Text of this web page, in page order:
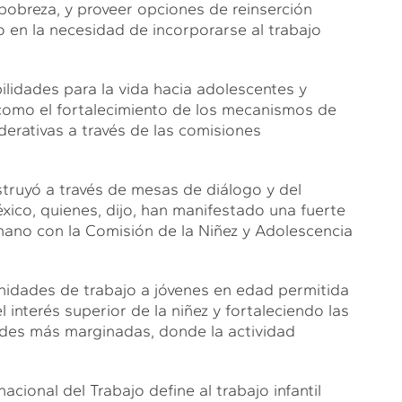
y proveer opciones de reinserción
en la necesidad de incorporarse al trabajo
para la vida hacia adolescentes y
el fortalecimiento de los mecanismos de
a través de las comisiones
a través de mesas de diálogo y del
quienes, dijo, han manifestado una fuerte
con la Comisión de la Niñez y Adolescencia
de trabajo a jóvenes en edad permitida
superior de la niñez y fortaleciendo las
más marginadas, donde la actividad
del Trabajo define al trabajo infantil